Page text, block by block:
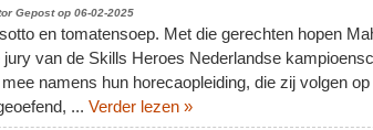
Gepost op 06-02-2025
en tomatensoep. Met die gerechten hopen
jury van de Skills Heroes Nederlandse
namens hun horecaopleiding, die zij volgen
... Verder lezen »